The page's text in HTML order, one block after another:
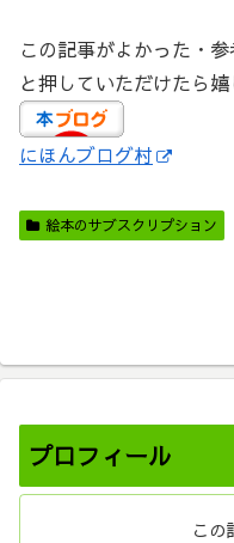
この記事がよかった・
と押していただけたら嬉
にほんブログ村
絵本のサブスクリプション
プロフィール
この